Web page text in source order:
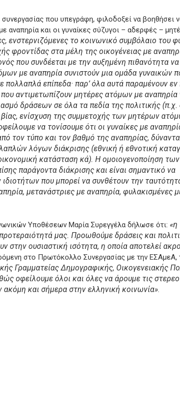
που υπεγράφη, φιλοδοξεί να βοηθήσει
αναπηρία και οι γυναίκες σύζυγοι – αδερφές –
ενστερνιζόμενες το κοινωνικό συμβόλαιο του
φροντίδας στα μέλη της οικογένειας με
που συνδέεται με την αυξημένη πιθανότητα
με αναπηρία συνιστούν μια ομάδα γυναικών
πολλαπλά επίπεδα· παρ’ όλα αυτά παραμένουν εν
αντιμετωπίζουν μητέρες ατόμων με αναπηρία
δράσεων σε όλα τα πεδία της πολιτικής (π.χ.
ενίσχυση της συμμετοχής των μητέρων
να τονίσουμε ότι οι γυναίκες με
τον τύπο και τον βαθμό της αναπηρίας,
λόγων διάκρισης (εθνική ή εθνοτική
κατάσταση κά). Η ομοιογενοποίηση των
παράγοντα διάκρισης και είναι σημαντικό να
που μπορεί να συνθέτουν την
μετανάστριες με αναπηρία, φυλακισμένες
Υποθέσεων Μαρία Συρεγγέλα δήλωσε ότι: «η
μας. Προωθούμε δράσεις και
στην ουσιαστική ισότητα, η οποία αποτελεί
στο Πρωτόκολλο Συνεργασίας με την ΕΣΑμεΑ,
Γραμματείας Δημογραφικής, Οικογενειακής
οφείλουμε όλοι και όλες να άρουμε τις
και σήμερα στην ελληνική κοινωνία»